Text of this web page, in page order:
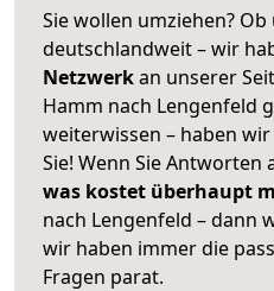
Sie wollen umziehen?
deutschlandweit – wir
Netzwerkan unserer
Hamm nach Lengenfeld
weiterwissen – haben
Sie! Wenn Sie Antworten
was kostet überhaupt
nach Lengenfeld – dann
wir haben immer die
Fragen parat.